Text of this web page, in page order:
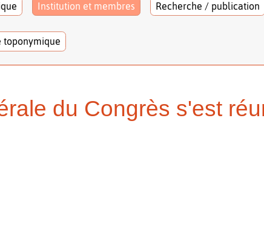
Institution et membres Recherche / publication
toponymique
du Congrès s'est